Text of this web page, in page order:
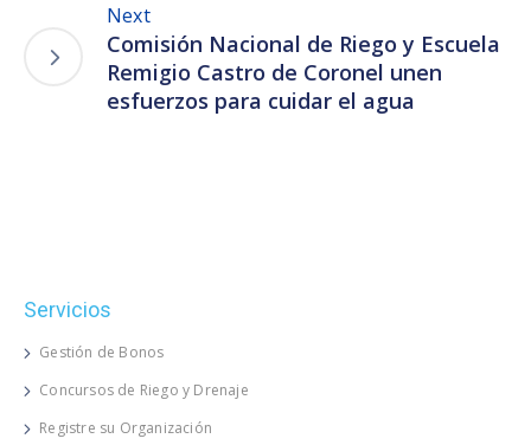
Next
Comisión Nacional de Riego y Escuela
Remigio Castro de Coronel unen
esfuerzos para cuidar el agua
Servicios
Gestión de Bonos
Concursos de Riego y Drenaje
Registre su Organización